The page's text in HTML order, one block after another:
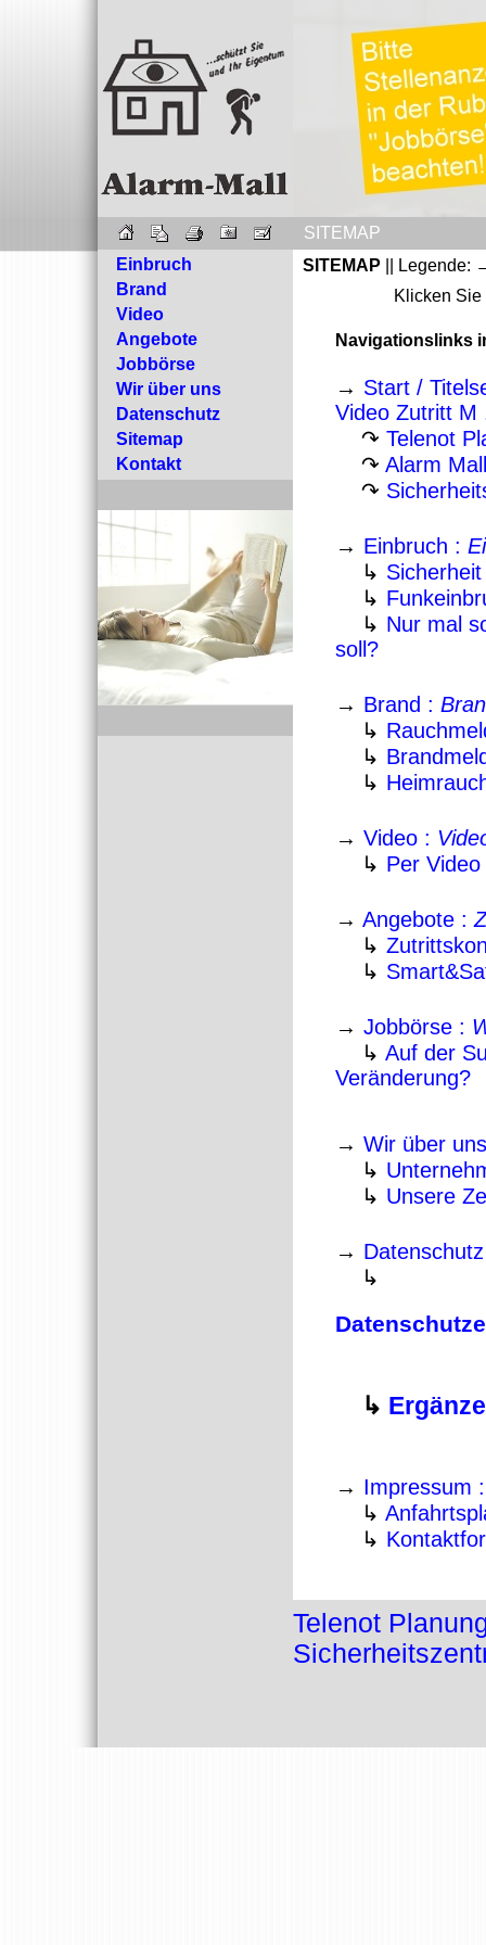
SITEMAP
Einbruch
Brand
Video
Angebote
Jobbörse
Wir über uns
Datenschutz
Sitemap
Kontakt
SITEMAP
|| Legende:
Klicken
Navigationslinks
→ Start /
Video Zutritt M
↷ Telenot
↷ Alarm
↷
→ Einbruch :
↳
↳
↳ Nur mal
soll?
→ Brand :
↳
↳
↳
→ Video :
↳ Per
→ Angebote :
↳
↳
→ Jobbörse :
↳ Auf der
Veränderung?
→ Wir über
↳
↳ Unsere
→
↳
↳
→ Impressum :
↳
↳
Telenot